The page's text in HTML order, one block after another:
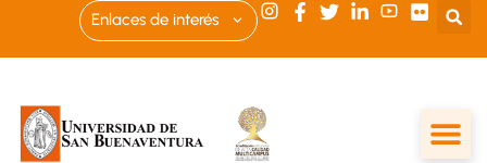
Enlaces de interés